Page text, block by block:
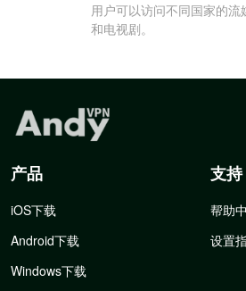
用户可以访问不同国家的
和电视剧。
产品
iOS下载
Android下载
Windows下载
支持
帮助
设置